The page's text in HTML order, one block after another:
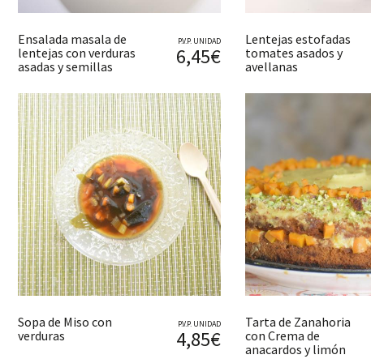
Ensalada masala de
lentejas con verduras
asadas y semillas
P.V.P. UNIDAD
6,45€
Lentejas estofadas
tomates asados y
avellanas
Sopa de Miso con
verduras
P.V.P. UNIDAD
4,85€
Tarta de Zanahoria
con Crema de
anacardos y limón